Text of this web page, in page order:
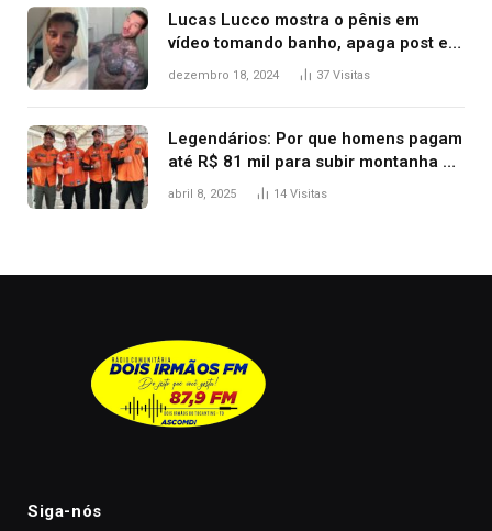
Lucas Lucco mostra o pênis em
vídeo tomando banho, apaga post e
diz ‘foi mal’
dezembro 18, 2024 37 Visitas
Legendários: Por que homens pagam
até R$ 81 mil para subir montanha e
melhorar casamento?
abril 8, 2025 14 Visitas
Siga-nós